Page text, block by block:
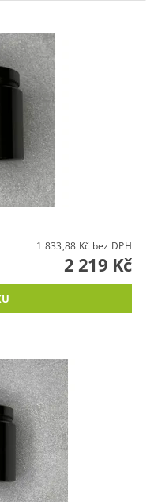
1 833,88 Kč bez DPH
2 219 Kč